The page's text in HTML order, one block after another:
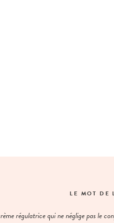
LE MOT DE
régulatrice qui ne néglige pas le